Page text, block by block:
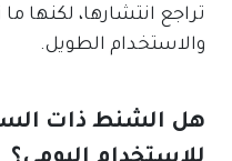
تراجع انتشارها، لكنها
والاستخدام الطويل.
هل الشنط ذات